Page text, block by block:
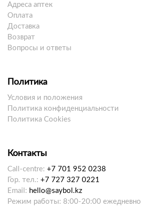
Адреса аптек
Оплата
Доставка
Возврат
Вопросы и ответы
Политика
Условия и положения
Политика конфиденциальности
Политика Cookies
Контакты
Call-centre: +7 701 952 0238
Гор. тел.: +7 727 327 0221
Email: hello@saybol.kz
Режим работы: 8:00-20:00 ежедневно